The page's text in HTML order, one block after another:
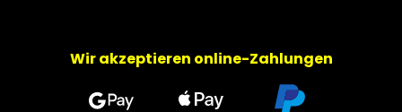
Wir akzeptieren online-Zahlungen